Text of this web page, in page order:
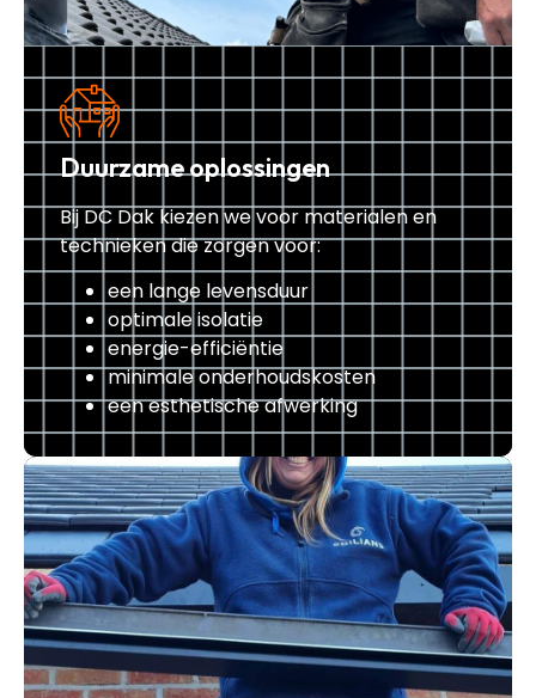
Duurzame oplossingen
Bij DC Dak kiezen we voor materialen en
technieken die zorgen voor:
een lange levensduur
optimale isolatie
energie-efficiëntie
minimale onderhoudskosten
een esthetische afwerking